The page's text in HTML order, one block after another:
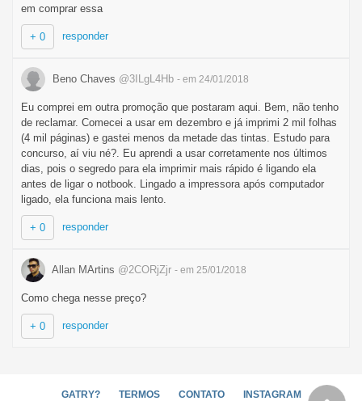
em comprar essa
+ 0 responder
Beno Chaves @3ILgL4Hb - em 24/01/2018
Eu comprei em outra promoção que postaram aqui. Bem, não tenho
de reclamar. Comecei a usar em dezembro e já imprimi 2 mil folhas
(4 mil páginas) e gastei menos da metade das tintas. Estudo para
concurso, aí viu né?. Eu aprendi a usar corretamente nos últimos
dias, pois o segredo para ela imprimir mais rápido é ligando ela
antes de ligar o notbook. Lingado a impressora após computador
ligado, ela funciona mais lento.
+ 0 responder
Allan MArtins @2CORjZjr - em 25/01/2018
Como chega nesse preço?
+ 0 responder
GATRY? TERMOS CONTATO INSTAGRAM